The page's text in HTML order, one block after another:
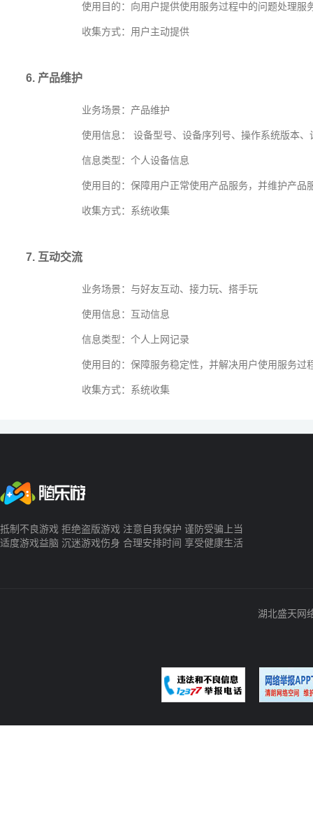
使用目的：向用户提供使用服务过程中的问题处理服
收集方式：用户主动提供
6. 产品维护
业务场景：产品维护
使用信息： 设备型号、设备序列号、操作系统版本
信息类型：个人设备信息
使用目的：保障用户正常使用产品服务，并维护产品
收集方式：系统收集
7. 互动交流
业务场景：与好友互动、接力玩、搭手玩
使用信息：互动信息
信息类型：个人上网记录
使用目的：保障服务稳定性，并解决用户使用服务过
收集方式：系统收集
抵制不良游戏 拒绝盗版游戏 注意自我保护 谨防受骗上当
适度游戏益脑 沉迷游戏伤身 合理安排时间 享受健康生活
湖北盛天网